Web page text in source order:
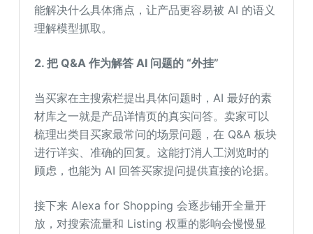
能解决什么具体痛点，让产品更容易被 AI 的语义
理解模型抓取。
2. 把 Q&A 作为解答 AI 问题的 “外挂”
当买家在主搜索栏提出具体问题时，AI 最好的素
材库之一就是产品详情页的真实问答。卖家可以
梳理出类目买家最常问的场景问题，在 Q&A 板块
进行详实、准确的回复。这能打消人工浏览时的
顾虑，也能为 AI 回答买家提问提供直接的论据。
接下来 Alexa for Shopping 会逐步铺开全量开
放，对搜索流量和 Listing 权重的影响会慢慢显